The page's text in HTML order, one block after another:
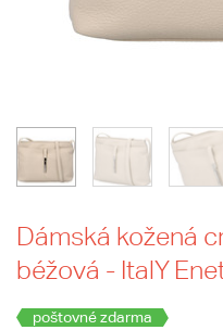
Dámská kožená
béžová - ItalY
poštovné zdarma